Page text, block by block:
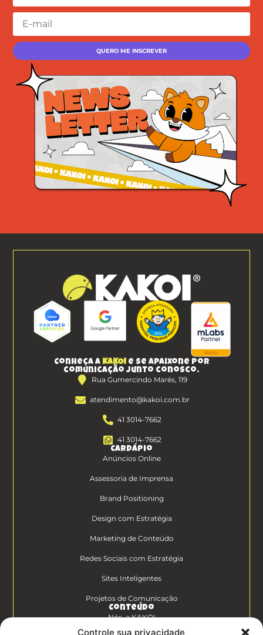
Controle sua privacidade
Conheça a KAKOI e se apaixone por
comunicação junto conosco.
Rua Gumercindo Marés, 119
atendimento@kakoi.com.br
41 3014-7662
41 3014-7662
Cardápio
Anúncios Online
Assessoria de Imprensa
Brand Positioning
Design com Estratégia
Marketing de Conteúdo
Redes Sociais com Estratégia
Sites Inteligentes
Projetos de Comunicação
Conteúdo
Nós, a KAKOI